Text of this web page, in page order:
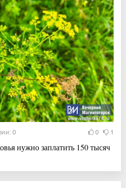
0 0 1
нужно заплатить 150 тысяч